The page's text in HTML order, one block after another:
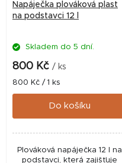
Napáječka plováková plast
na podstavci 12 l
Skladem do 5 dní.
800 Kč / ks
Měrná
cena:
800 Kč / 1 ks
Do košíku
Plováková napáječka 12 l na
podstavci, která zajišťuje